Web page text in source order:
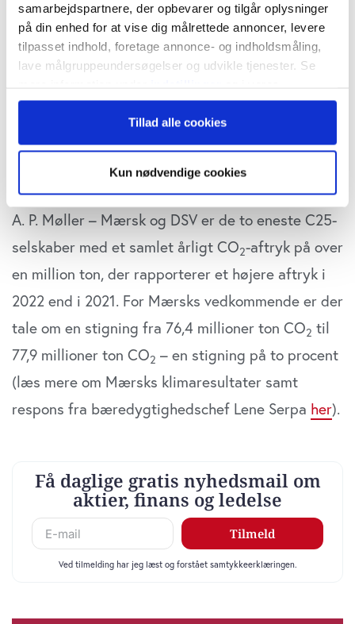
samarbejdspartnere, der opbevarer og tilgår oplysninger
på din enhed for at vise dig målrettede annoncer, levere
tilpasset indhold, foretage annonce- og indholdsmåling,
lave målgruppeundersøgelser og udvikle tjenester. Se
persondatapolitik. Du kan altid trække dit samtykke
tilbage eller ændre indstillinger fra vores
"Cookiedeklaration", eller ved at trykke på "Privacy
Hvis du tillader det, vil vi også gerne:
Indsamle præcise oplysninger om din placering,
der kan være nøjagtig inden for få meter
Identificere din enhed baseret på en scanning af
dens unikke karakteristika (fingerprinting)
Dine valg anvendes på hele websitet.
Vi bruger cookies til at tilpasse vores indhold og
annoncer, til at vise dig funktioner til sociale medier og til
at analysere vores trafik. Vi deler også oplysninger om
sociale medier, annonceringspartnere og
de har indsamlet fra din brug af deres tjenester. Du
samtykker til vores cookies, hvis du fortsætter med at
anvende vores hjemmeside.
Tillad alle cookies
Kun nødvendige cookies
millioner ton i 2022 – et fald på 9 procent.
Aftrykstallet er inkl. investeringsporteføljen, der
udgør 99,9 procent af bankens CO2 -aftryk og som
er en del af finansielle virksomheders værdikæde
og derfor kategoriseres som en del af scope 3
A. P. Møller – Mærsk og DSV er de to eneste C25-
selskaber med et samlet årligt CO2-aftryk på over
en million ton, der rapporterer et højere aftryk i
2022 end i 2021. For Mærsks vedkommende er der
tale om en stigning fra 76,4 millioner ton CO2 til
77,9 millioner ton CO2 – en stigning på to procent
(læs mere om Mærsks klimaresultater samt
respons fra bæredygtighedschef Lene Serpa her).